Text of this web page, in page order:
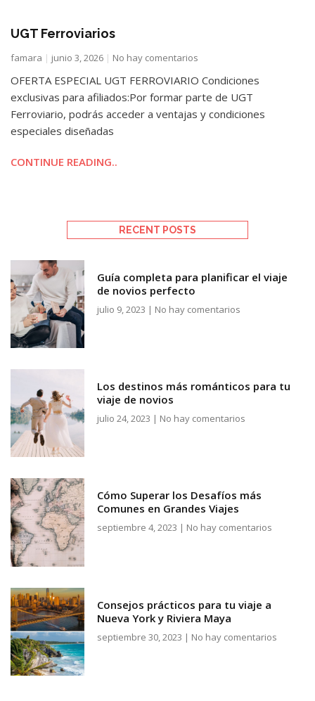
UGT Ferroviarios
famara junio 3, 2026 No hay comentarios
OFERTA ESPECIAL UGT FERROVIARIO Condiciones
exclusivas para afiliados:Por formar parte de UGT
Ferroviario, podrás acceder a ventajas y condiciones
especiales diseñadas
CONTINUE READING..
RECENT POSTS
Guía completa para planificar el viaje
de novios perfecto
julio 9, 2023 No hay comentarios
Los destinos más románticos para tu
viaje de novios
julio 24, 2023 No hay comentarios
Cómo Superar los Desafíos más
Comunes en Grandes Viajes
septiembre 4, 2023 No hay comentarios
Consejos prácticos para tu viaje a
Nueva York y Riviera Maya
septiembre 30, 2023 No hay comentarios